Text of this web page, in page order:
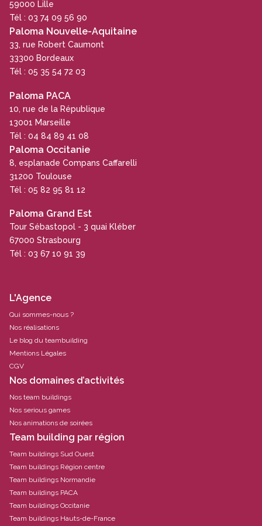
59000 Lille
Tél : 03 74 09 56 90
Paloma Nouvelle-Aquitaine
33, rue Robert Caumont
33300 Bordeaux
Tél : 05 35 54 72 03
Paloma PACA
10, rue de la République
13001 Marseille
Tél : 04 84 89 41 08
Paloma Occitanie
8, esplanade Compans Caffarelli
31200 Toulouse
Tél : 05 82 95 81 12
Paloma Grand Est
Tour Sébastopol - 3 quai Kléber
67000 Strasbourg
Tél : 03 67 10 91 39
L'Agence
Qui sommes-nous ?
Nos réalisations
Le blog du teambuilding
Mentions Légales
CGV
Nos domaines d’activités
Nos team buildings
Nos serious games
Nos animations de soirées
Team building par région
Team buildings Sud Ouest
Team buildings Région centre
Team buildings Normandie
Team buildings PACA
Team buildings Occitanie
Team buildings Hauts-de-France